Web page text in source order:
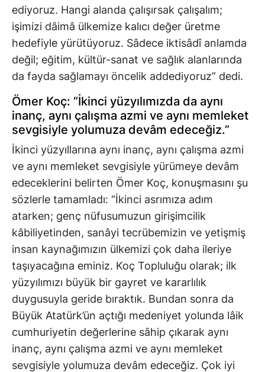
ediyoruz. Hangi alanda çalışırsak çalışalım;
işimizi dâimâ ülkemize kalıcı değer üretme
hedefiyle yürütüyoruz. Sâdece iktisâdî anlamda
değil; eğitim, kültür-sanat ve sağlık alanlarında
da fayda sağlamayı öncelik addediyoruz” dedi.
Ömer Koç: “İkinci yüzyılımızda da aynı
inanç, aynı çalışma azmi ve aynı memleket
sevgisiyle yolumuza devâm edeceğiz.”
İkinci yüzyıllarına aynı inanç, aynı çalışma azmi
ve aynı memleket sevgisiyle yürümeye devâm
edeceklerini belirten Ömer Koç, konuşmasını şu
sözlerle tamamladı: “İkinci asrımıza adım
atarken; genç nüfusumuzun girişimcilik
kâbiliyetinden, sanâyi tecrübemizin ve yetişmiş
insan kaynağımızın ülkemizi çok daha ileriye
taşıyacağına eminiz. Koç Topluluğu olarak; ilk
yüzyılımızı büyük bir gayret ve kararlılık
duygusuyla geride bıraktık. Bundan sonra da
Büyük Atatürk’ün açtığı medeniyet yolunda lâik
cumhuriyetin değerlerine sâhip çıkarak aynı
inanç, aynı çalışma azmi ve aynı memleket
sevgisiyle yolumuza devâm edeceğiz. Çok iyi